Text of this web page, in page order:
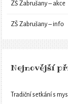
ZŠ Zabrušany – akce
ZŠ Zabrušany – info
Nejnovější
Tradiční setkání s